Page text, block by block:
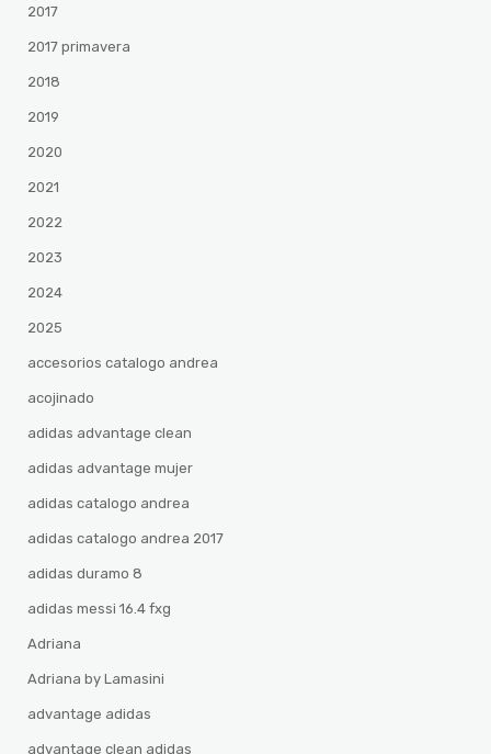
2017
2017 primavera
2018
2019
2020
2021
2022
2023
2024
2025
accesorios catalogo andrea
acojinado
adidas advantage clean
adidas advantage mujer
adidas catalogo andrea
adidas catalogo andrea 2017
adidas duramo 8
adidas messi 16.4 fxg
Adriana
Adriana by Lamasini
advantage adidas
advantage clean adidas